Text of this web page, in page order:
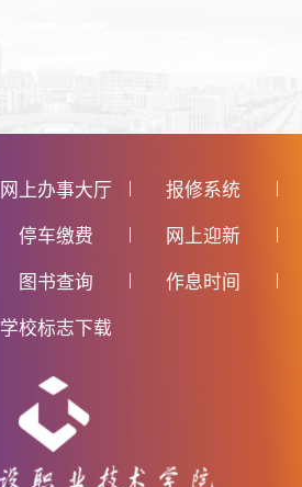
网上办事大厅 报修系统
停车缴费 网上迎新
图书查询 作息时间
学校标志下载